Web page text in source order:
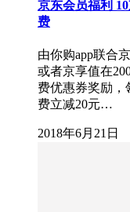
京东会员福利
费
由你购app联合
或者京享值在
费优惠券奖励，
费立减20元…
2018年6月21日